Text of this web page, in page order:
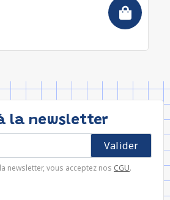
la newsletter
newsletter, vous acceptez nos CGU.